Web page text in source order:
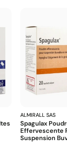
ALMIRALL SAS
Spagulax
Effervescente
Suspension